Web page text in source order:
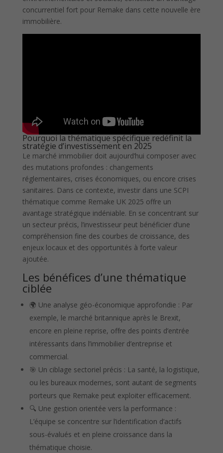
concurrentiel fort pour Remake dans cette nouvelle ère
immobilière.
Pourquoi la thématique spécifique redéfinit la
stratégie d’investissement en 2025
Le marché immobilier doit aujourd’hui composer avec
des mutations profondes : changements
réglementaires, crises économiques, ou encore crises
sanitaires. Dans ce contexte, investir dans une SCPI
thématique comme Remake UK 2025 offre un
avantage stratégique indéniable. En se concentrant sur
un secteur précis, l’investisseur peut bénéficier d’une
compréhension fine des courbes de croissance, des
enjeux locaux et des opportunités à forte valeur
ajoutée.
Les bénéfices d’une thématique
ciblée
🌍 Une analyse géo-économique approfondie : Par
exemple, le marché britannique après le Brexit,
encore en pleine reprise, offre des points d’entrée
intéressants dans l’immobilier d’entreprise et
commercial.
🎯 Un ciblage sectoriel précis : La santé, la logistique,
ou les bureaux modernes, sont autant de segments
porteurs que Remake peut exploiter efficacement.
🔍 Une gestion orientée vers la performance :
L’équipe se concentre sur l’identification d’actifs
sous-évalués et en pleine croissance dans la
thématique choisie.